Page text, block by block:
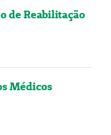
de Reabilitação
Médicos